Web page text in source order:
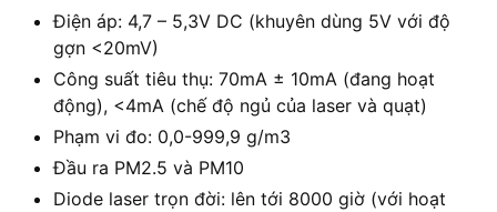
Điện áp: 4,7 – 5,3V DC (khuyên dùng 5V với độ
gợn <20mV)
Công suất tiêu thụ: 70mA ± 10mA (đang hoạt
động), <4mA (chế độ ngủ của laser và quạt)
Phạm vi đo: 0,0-999,9 g/m3
Đầu ra PM2.5 và PM10
Diode laser trọn đời: lên tới 8000 giờ (với hoạt